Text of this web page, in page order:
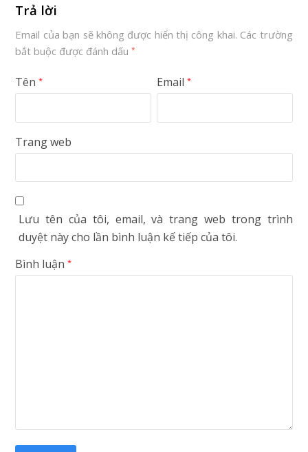
Trả lời
Email của bạn sẽ không được hiển thị công khai. Các trường
bắt buộc được đánh dấu*
Tên* Email*
Trang web
Lưu tên của tôi, email, và trang web trong trình
duyệt này cho lần bình luận kế tiếp của tôi.
Bình luận*